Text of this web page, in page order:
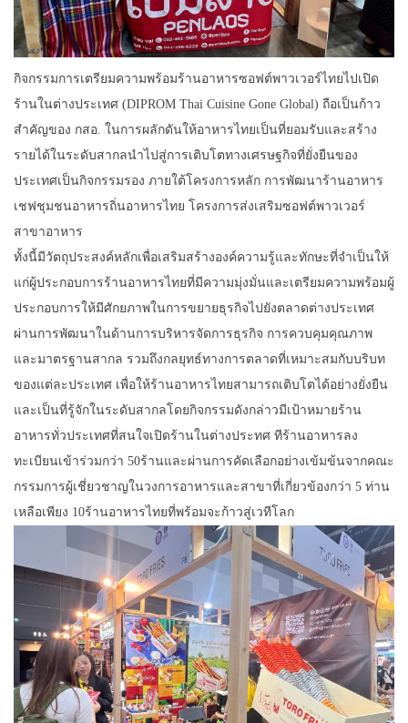
​กิจกรรมการเตรียมความพร้อมร้านอาหารซอฟต์พาวเวอร์ไทยไปเปิด
ร้านในต่างประเทศ (DIPROM Thai Cuisine Gone Global) ถือเป็นก้าว
สำคัญของ กสอ. ในการผลักดันให้อาหารไทยเป็นที่ยอมรับและสร้าง
รายได้ในระดับสากลนำไปสู่การเติบโตทางเศรษฐกิจที่ยั่งยืนของ
ประเทศเป็นกิจกรรมรอง ภายใต้โครงการหลัก การพัฒนาร้านอาหาร
เชฟชุมชนอาหารถิ่นอาหารไทย โครงการส่งเสริมซอฟต์พาวเวอร์
สาขาอาหาร
ทั้งนี้มีวัตถุประสงค์หลักเพื่อเสริมสร้างองค์ความรู้และทักษะที่จำเป็นให้
แก่ผู้ประกอบการร้านอาหารไทยที่มีความมุ่งมั่นและเตรียมความพร้อมผู้
ประกอบการให้มีศักยภาพในการขยายธุรกิจไปยังตลาดต่างประเทศ
ผ่านการพัฒนาในด้านการบริหารจัดการธุรกิจ การควบคุมคุณภาพ
และมาตรฐานสากล รวมถึงกลยุทธ์ทางการตลาดที่เหมาะสมกับบริบท
ของแต่ละประเทศ เพื่อให้ร้านอาหารไทยสามารถเติบโตได้อย่างยั่งยืน
และเป็นที่รู้จักในระดับสากลโดยกิจกรรมดังกล่าวมีเป้าหมายร้าน
อาหารทั่วประเทศที่สนใจเปิดร้านในต่างประทศ ทีร้านอาหารลง
ทะเบียนเข้าร่วมกว่า 50ร้านและผ่านการคัดเลือกอย่างเข้มข้นจากคณะ
กรรมการผู้เชี่ยวชาญในวงการอาหารและสาขาที่เกี่ยวข้องกว่า 5 ท่าน
เหลือเพียง 10ร้านอาหารไทยที่พร้อมจะก้าวสู่เวทีโลก